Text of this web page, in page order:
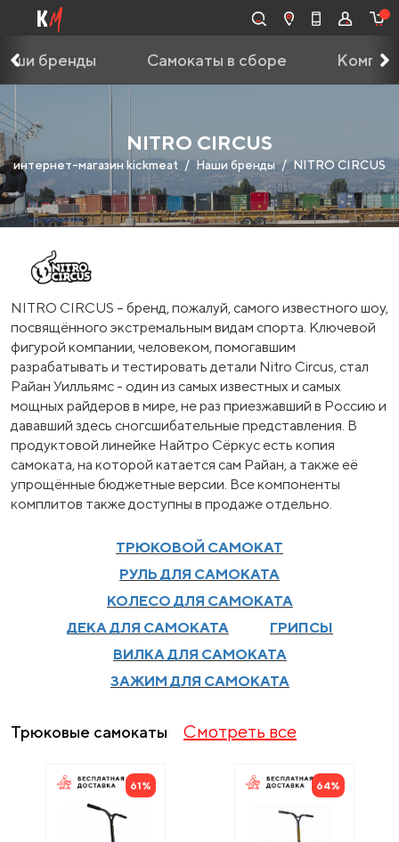
бренды Самокаты в сборе
NITRO CIRCUS
интернет-магазин kickmeat Наши бренды NITRO CIRCUS
NITRO CIRCUS – бренд, пожалуй, самого известного шоу,
посвящённого экстремальным видам спорта. Ключевой
фигурой компании, человеком, помогавшим
разрабатывать и тестировать детали Nitro Circus, стал
Райан Уилльямс - один из самых известных и самых
мощных райдеров в мире, не раз приезжавший в Россию и
дававший здесь сногсшибательные представления. В
продуктовой линейке Найтро Сёркус есть копия
самоката, на которой катается сам Райан, а также её
упрощённые бюджетные версии. Все компоненты
комплитов также доступны в продаже отдельно.
ТРЮКОВОЙ САМОКАТ
РУЛЬ ДЛЯ САМОКАТА
КОЛЕСО ДЛЯ САМОКАТА
ДЕКА ДЛЯ САМОКАТА
ГРИПСЫ
ВИЛКА ДЛЯ САМОКАТА
ЗАЖИМ ДЛЯ САМОКАТА
Трюковые самокаты Смотреть все
61% 64%